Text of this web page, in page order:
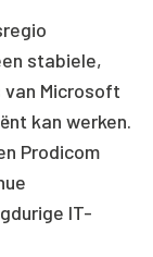
stabiele,
Microsoft
kan werken.
Prodicom
IT-